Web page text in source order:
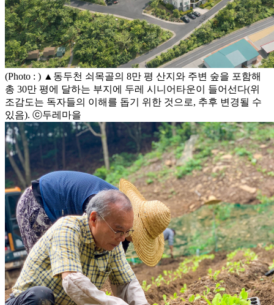
(Photo : ) ▲동두천 쇠목골의 8만 평 산지와 주변 숲을 포함해
총 30만 평에 달하는 부지에 두레 시니어타운이 들어선다(위
조감도는 독자들의 이해를 돕기 위한 것으로, 추후 변경될 수
있음). ⓒ두레마을